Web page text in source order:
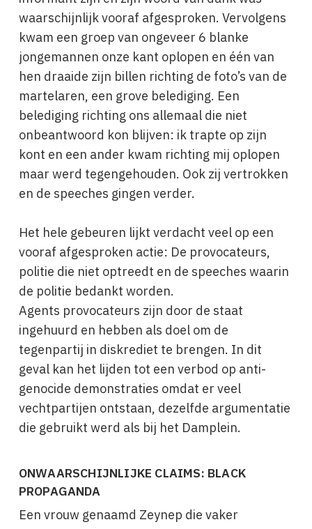
waarschijnlijk vooraf afgesproken. Vervolgens
kwam een groep van ongeveer 6 blanke
jongemannen onze kant oplopen en één van
hen draaide zijn billen richting de foto’s van de
martelaren, een grove belediging. Een
belediging richting ons allemaal die niet
onbeantwoord kon blijven: ik trapte op zijn
kont en een ander kwam richting mij oplopen
maar werd tegengehouden. Ook zij vertrokken
en de speeches gingen verder.
Het hele gebeuren lijkt verdacht veel op een
vooraf afgesproken actie: De provocateurs,
politie die niet optreedt en de speeches waarin
de politie bedankt worden.
Agents provocateurs zijn door de staat
ingehuurd en hebben als doel om de
tegenpartij in diskrediet te brengen. In dit
geval kan het lijden tot een verbod op anti-
genocide demonstraties omdat er veel
vechtpartijen ontstaan, dezelfde argumentatie
die gebruikt werd als bij het Damplein.
ONWAARSCHIJNLIJKE CLAIMS: BLACK
PROPAGANDA
Een vrouw genaamd Zeynep die vaker